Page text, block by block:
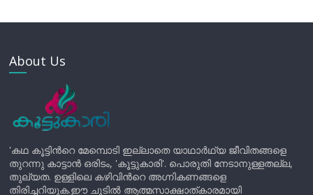
About Us
'കഥ കൂട്ടിന്‍റെ മേമ്പൊടി ഇല്ലാതെ യാഥാർഥ്യ ജീവിതങ്ങളെ
തുറന്നു കാട്ടാൻ ഒരിടം, 'കൂട്ടുകാരി'. പൊരുതി നേടാനുള്ളതല്ല,
തുല്യത. ഉള്ളിലെ കഴിവിന്‍റെ അഗ്നികണങ്ങളെ
തിരിച്ചറിയുക.ഈ ചൂടിൽ ആത്മസാക്ഷാത്കാരമായി